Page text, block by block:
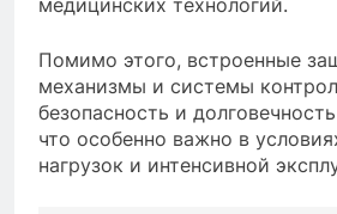
медицинских технологий.
Помимо этого, встроенные
механизмы и системы
безопасность и
что особенно важно в
нагрузок и интенсивной